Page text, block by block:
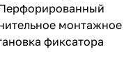
монтажное
фиксатора